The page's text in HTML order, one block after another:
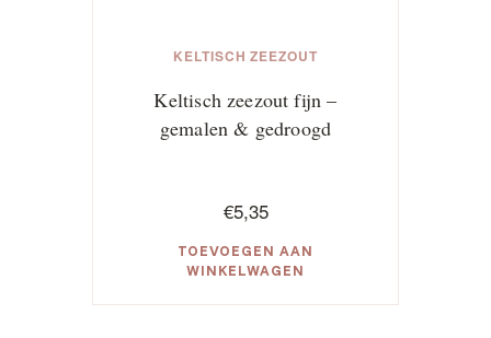
KELTISCH ZEEZOUT
Keltisch zeezout fijn –
gemalen & gedroogd
€5,35
TOEVOEGEN AAN
WINKELWAGEN